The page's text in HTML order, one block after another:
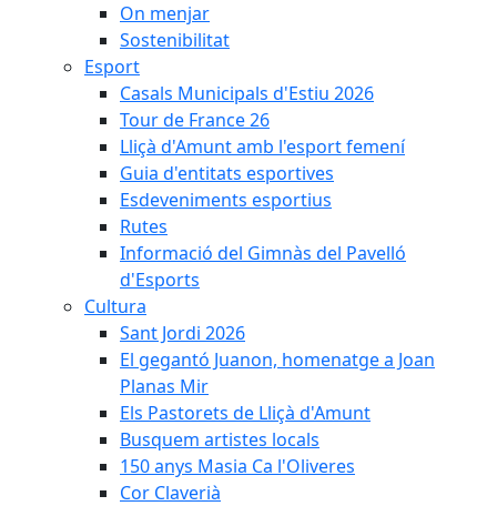
On menjar
Sostenibilitat
Esport
Casals Municipals d'Estiu 2026
Tour de France 26
Lliçà d'Amunt amb l'esport femení
Guia d'entitats esportives
Esdeveniments esportius
Rutes
Informació del Gimnàs del Pavelló
d'Esports
Cultura
Sant Jordi 2026
El gegantó Juanon, homenatge a Joan
Planas Mir
Els Pastorets de Lliçà d'Amunt
Busquem artistes locals
150 anys Masia Ca l'Oliveres
Cor Claverià